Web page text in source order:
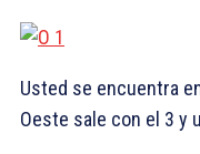
Usted se encuentra
Oeste sale con el 3 y